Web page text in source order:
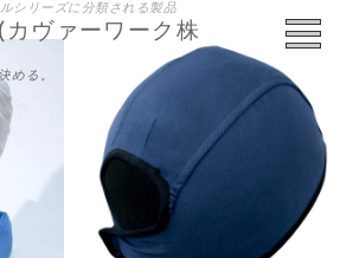
ヴァーワーク株
める。
シリーズに分類される製品